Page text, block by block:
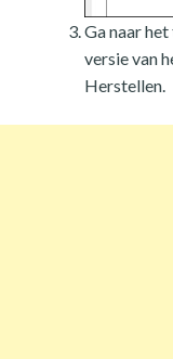
Ga naar
versie van
Herstellen.